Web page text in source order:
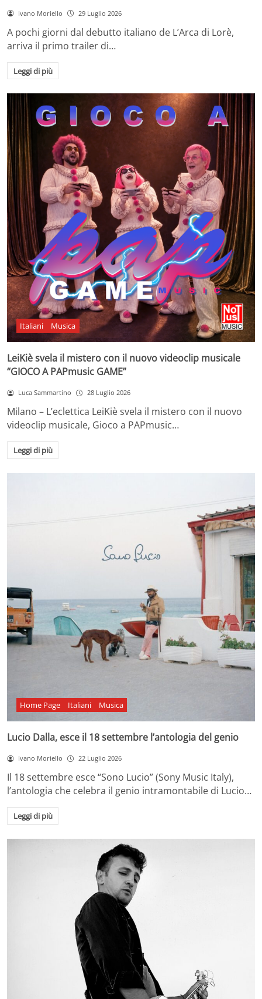
Ivano Moriello 29 Luglio 2026
A pochi giorni dal debutto italiano de L’Arca di Lorè,
arriva il primo trailer di…
Leggi di più
Italiani Musica
LeiKiè svela il mistero con il nuovo videoclip musicale
“GIOCO A PAPmusic GAME”
Luca Sammartino 28 Luglio 2026
Milano – L’eclettica LeiKiè svela il mistero con il nuovo
videoclip musicale, Gioco a PAPmusic…
Leggi di più
Home Page Italiani Musica
Lucio Dalla, esce il 18 settembre l’antologia del genio
Ivano Moriello 22 Luglio 2026
Il 18 settembre esce “Sono Lucio” (Sony Music Italy),
l’antologia che celebra il genio intramontabile di Lucio…
Leggi di più